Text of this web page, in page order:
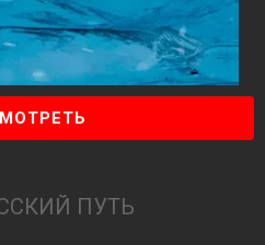
ПУТЬ